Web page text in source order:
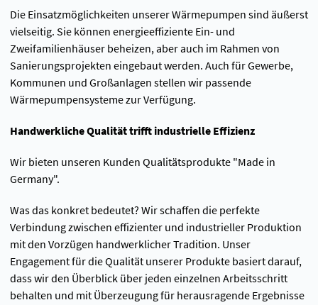
Die Einsatzmöglichkeiten unserer Wärmepumpen sind äußerst
vielseitig. Sie können energieeffiziente Ein- und
Zweifamilienhäuser beheizen, aber auch im Rahmen von
Sanierungsprojekten eingebaut werden. Auch für Gewerbe,
Kommunen und Großanlagen stellen wir passende
Wärmepumpensysteme zur Verfügung.
Handwerkliche Qualität trifft industrielle Effizienz
Wir bieten unseren Kunden Qualitätsprodukte "Made in
Germany".
Was das konkret bedeutet? Wir schaffen die perfekte
Verbindung zwischen effizienter und industrieller Produktion
mit den Vorzügen handwerklicher Tradition. Unser
Engagement für die Qualität unserer Produkte basiert darauf,
dass wir den Überblick über jeden einzelnen Arbeitsschritt
behalten und mit Überzeugung für herausragende Ergebnisse